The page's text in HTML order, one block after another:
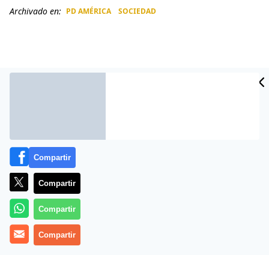
Archivado en: PD AMÉRICA SOCIEDAD
Más información
Compartir
Compartir
Compartir
Compartir